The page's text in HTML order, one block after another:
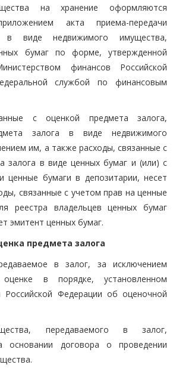
на хранение оформляются
акта приема-передачи
в виде недвижимого имущества,
бумаг по форме, утвержденной
финансов Российской
службой по финансовым
с оценкой предмета залога,
залога в виде недвижимого
им, а также расходы, связанные с
залога в виде ценных бумаг и (или) с
ценные бумаги в депозитарии, несет
связанные с учетом прав на ценные
реестра владельцев ценных бумаг
эмитент ценных бумаг.
предмета залога
в залог, за исключением
в порядке, установленном
Российской Федерации об оценочной
передаваемого в залог,
основании договора о проведении